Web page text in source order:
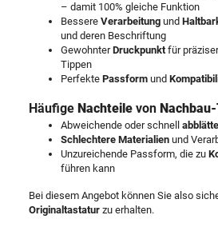
– damit 100% gleiche Funktion
Bessere Verarbeitung und
und deren Beschriftung
GewohnterDruckpunktfür
Tippen
Perfekte Passform und
Häufige Nachteile von
Abweichende oder schnell
Schlechtere Materialien und
Unzureichende Passform, die zu
führen kann
Bei diesem Angebot können Sie also
Originaltastatur zu erhalten.